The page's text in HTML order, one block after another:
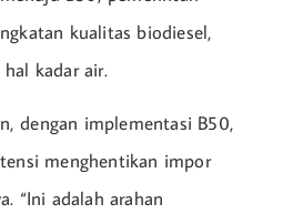
kualitas biodiesel,
kadar air.
dengan implementasi B50,
menghentikan impor
“Ini adalah arahan